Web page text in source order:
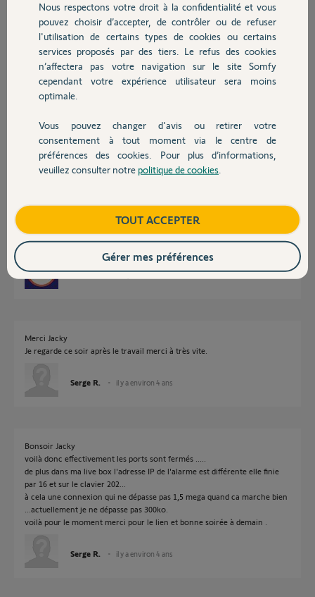
Chauffage
Autres produits
Devis avec un pro
Contact
Serge R.
il y a environ 4 ans
Participer au fil de discussion
Réponses
Bonjour Serge
L'information sur la box au niveau du compte ne sert qu'a informer en
cas de recherche. Aucune influence sur le fonctionnement
toucher pas à l'adresse qui s'affiche)
https://yuip.org/fr/port-check
https://www.yougetsignal.com/tools/open-ports/
JACKY M. il y a environ 4 ans
Merci Jacky
Je regarde ce soir après le travail merci à très vite.
Serge R. il y a environ 4 ans
Bonsoir Jacky
voilà donc effectivement les ports sont fermés .....
de plus dans ma live box l'adresse IP de l'alarme est différente elle finie
par 16 et sur le clavier 202...
à cela une connexion qui ne dépasse pas 1,5 mega quand ca marche bien
...actuellement je ne dépasse pas 300ko.
voilà pour le moment merci pour le lien et bonne soirée à demain .
Serge R. il y a environ 4 ans
Nous respectons votre droit à la confidentialité et vous
pouvez choisir d’accepter, de contrôler ou de refuser
l'utilisation de certains types de cookies ou certains
services proposés par des tiers. Le refus des cookies
n’affectera pas votre navigation sur le site Somfy
cependant votre expérience utilisateur sera moins
optimale.
Vous pouvez changer d'avis ou retirer votre
consentement à tout moment via le centre de
préférences des cookies. Pour plus d’informations,
veuillez consulter notre politique de cookies
TOUT ACCEPTER
Gérer mes préférences